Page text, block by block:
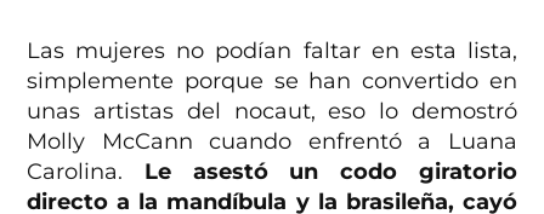
Las mujeres no podían faltar en esta lista,
simplemente porque se han convertido en
unas artistas del nocaut, eso lo demostró
Molly McCann cuando enfrentó a Luana
Carolina. Le asestó un codo giratorio
directo a la mandíbula y la brasileña, cayó